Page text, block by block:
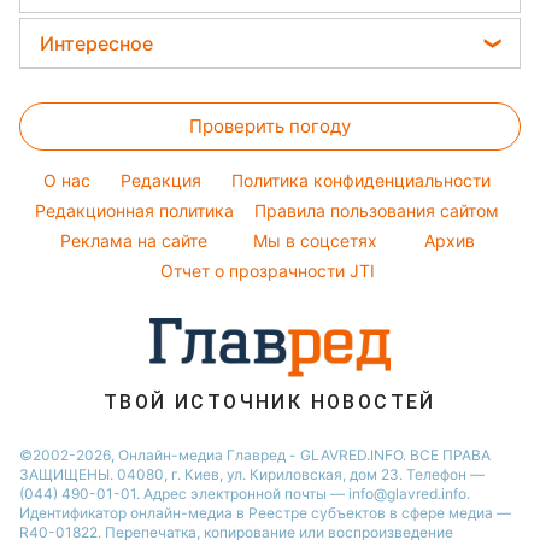
Кейт Миддлтон
Алла Пугачева
Максим Галкин
Настя Каменских
Виталий Козловский
Потап
София Ротару
Новости Львова
Новости Днепра
Новости Тернополя
Новости Житомира
Новости Одессы
Новости Харькова
Новости моды
Советы от Андре Тана
Окрашивание волос
Красивый маникюр
Закуски
Салаты
Простые блюда
Легкие десерты
Напитки
Праздничное меню
Интересное
Тесты по картинке
Оптические иллюзии
Народные приметы
Все о шоу-бизнесе
Проверить погоду
O нас Редакция
Политика конфиденциальности
Редакционная политика
Правила пользования сайтом
Реклама на сайте
Мы в соцсетях
Архив
Отчет о прозрачности JTI
ТВОЙ ИСТОЧНИК НОВОСТЕЙ
©2002-2026, Онлайн-медиа Главред - GLAVRED.INFO. ВСЕ ПРАВА
ЗАЩИЩЕНЫ. 04080, г. Киев, ул. Кириловская, дом 23. Телефон —
(044) 490-01-01. Адрес электронной почты — info@glavred.info.
Идентификатор онлайн-медиа в Реестре cубъектов в сфере медиа —
R40-01822. Перепечатка, копирование или воспроизведение